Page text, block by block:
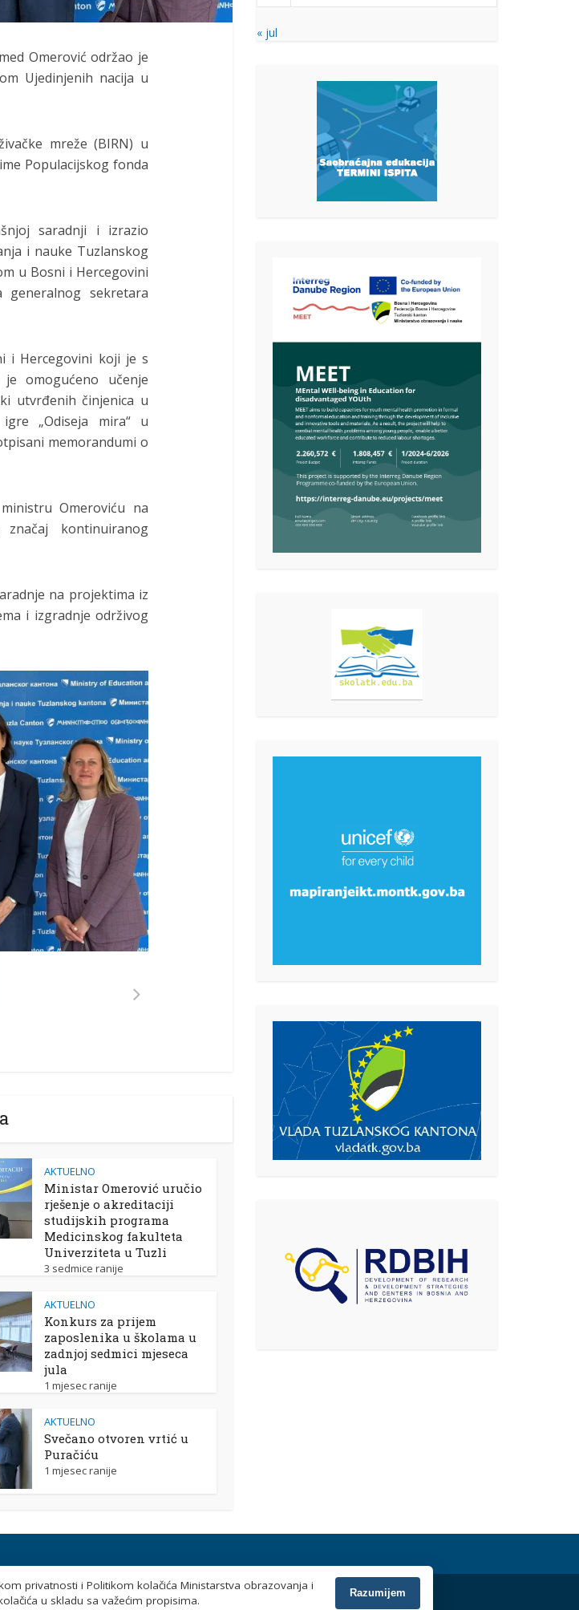
Omerović održao je
Ujedinjenih nacija u
mreže (BIRN) u
Populacijskog fonda
saradnji i izrazio
i nauke Tuzlanskog
u Bosni i Hercegovini
sekretara
i Hercegovini koji je s
omogućeno učenje
utvrđenih činjenica u
„Odiseja mira“ u
memorandumi o
Omeroviću na
kontinuiranog
na projektima iz
i izgradnje održivog
AKTUELNO
Ministar Omerović uručio
rješenje o akreditaciji
studijskih programa
Medicinskog fakulteta
Univerziteta u Tuzli
3 sedmice ranije
AKTUELNO
Konkurs za prijem
zaposlenika u školama u
zadnjoj sedmici mjeseca
jula
1 mjesec ranije
AKTUELNO
Svečano otvoren vrtić u
Puračiću
1 mjesec ranije
« jul
obrazovanja i nauke Tuzlanskog
privatnosti i Politikom kolačića Ministarstva obrazovanja i
u skladu sa važećim propisima.
Razumijem